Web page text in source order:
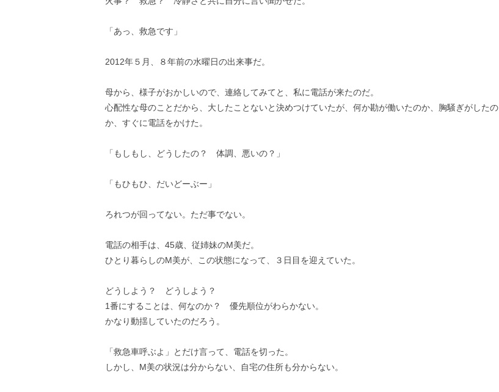
「あっ、救急です」
2012年５月、８年前の水曜日の出来事だ。
母から、様子がおかしいので、連絡してみてと、私に電話が来たのだ。
心配性な母のことだから、大したことないと決めつけていたが、何か勘が働いたのか、胸騒ぎがしたの
か、すぐに電話をかけた。
「もしもし、どうしたの？ 体調、悪いの？」
「もひもひ、だいどーぶー」
ろれつが回ってない。ただ事でない。
電話の相手は、45歳、従姉妹のM美だ。
ひとり暮らしのM美が、この状態になって、３日目を迎えていた。
どうしよう？ どうしよう？
1番にすることは、何なのか？ 優先順位がわらかない。
かなり動揺していたのだろう。
「救急車呼ぶよ」とだけ言って、電話を切った。
しかし、M美の状況は分からない、自宅の住所も分からない。